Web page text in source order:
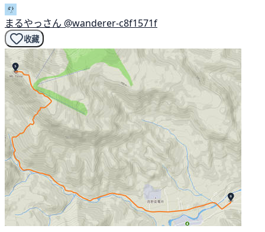
まるやっさん @wanderer-c8f1571f
收藏